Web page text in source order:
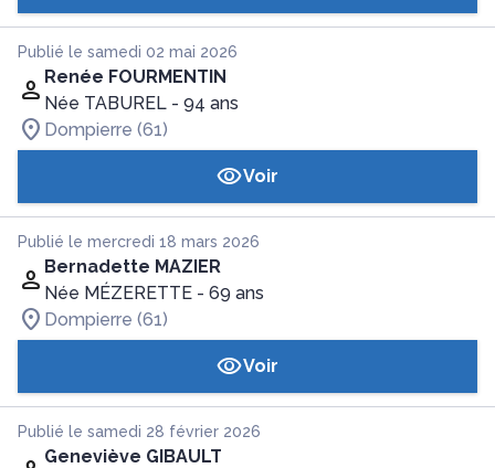
Publié le samedi 02 mai 2026
Renée FOURMENTIN
Née TABUREL - 94 ans
Dompierre (61)
Voir
Publié le mercredi 18 mars 2026
Bernadette MAZIER
Née MÉZERETTE - 69 ans
Dompierre (61)
Voir
Publié le samedi 28 février 2026
Geneviève GIBAULT